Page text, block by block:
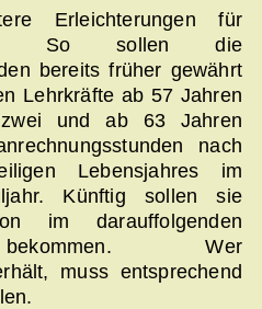
Erleichterungen für
So sollen die
bereits früher gewährt
Lehrkräfte ab 57 Jahren
und ab 63 Jahren
nach
Lebensjahres im
Künftig sollen sie
im darauffolgenden
Wer
muss entsprechend